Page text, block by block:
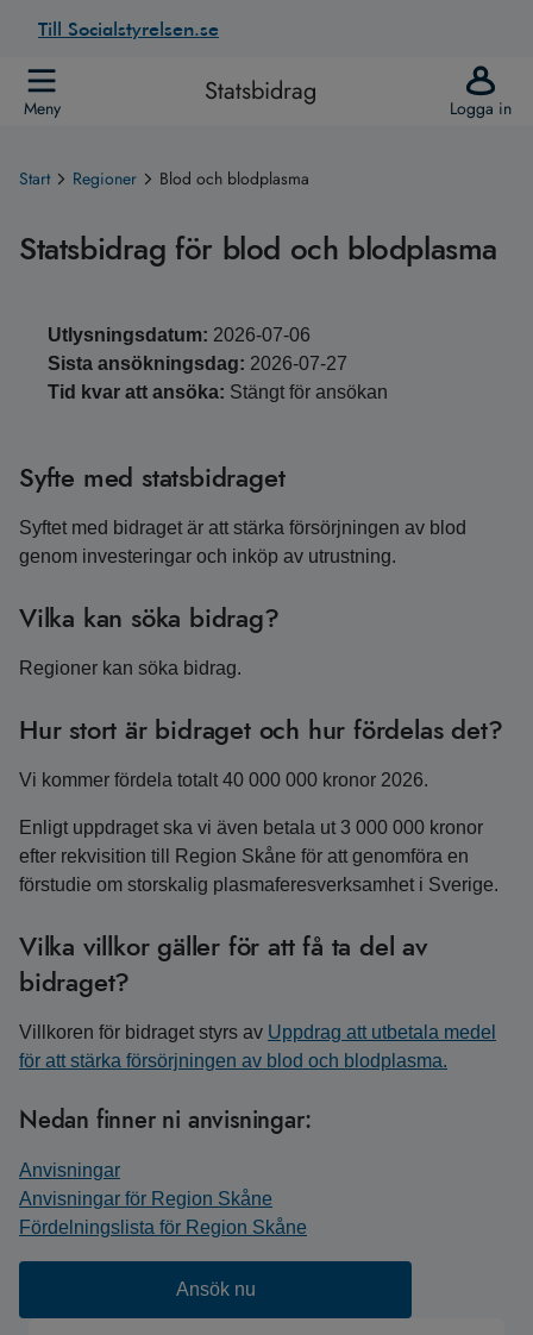
Till Socialstyrelsen.se
Meny Statsbidrag Logga in
Start Regioner Blod och blodplasma
Statsbidrag för blod och blodplasma
Utlysningsdatum: 2026-07-06
Sista ansökningsdag: 2026-07-27
Tid kvar att ansöka: Stängt för ansökan
Syfte med statsbidraget
Syftet med bidraget är att stärka försörjningen av blod
genom investeringar och inköp av utrustning.
Vilka kan söka bidrag?
Regioner kan söka bidrag.
Hur stort är bidraget och hur fördelas det?
Vi kommer fördela totalt 40 000 000 kronor 2026.
Enligt uppdraget ska vi även betala ut 3 000 000 kronor
efter rekvisition till Region Skåne för att genomföra en
förstudie om storskalig plasmaferesverksamhet i Sverige.
Vilka villkor gäller för att få ta del av
bidraget?
Villkoren för bidraget styrs av Uppdrag att utbetala medel
för att stärka försörjningen av blod och blodplasma.
Nedan finner ni anvisningar:
Anvisningar
Anvisningar för Region Skåne
Fördelningslista för Region Skåne
Ansök nu